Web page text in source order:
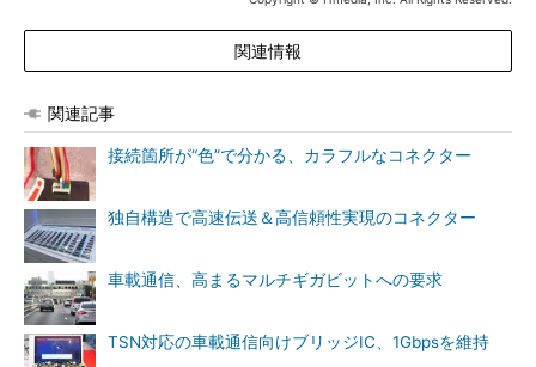
関連情報
関連記事
接続箇所が“色”で分かる、カラフルなコネクター
独自構造で高速伝送＆高信頼性実現のコネクター
車載通信、高まるマルチギガビットへの要求
TSN対応の車載通信向けブリッジIC、1Gbpsを維持